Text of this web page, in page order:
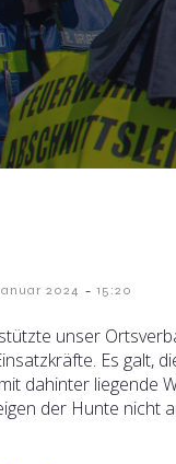
2024 - 15:20
unser
Es galt,
dahinter liegende
der Hunte nicht